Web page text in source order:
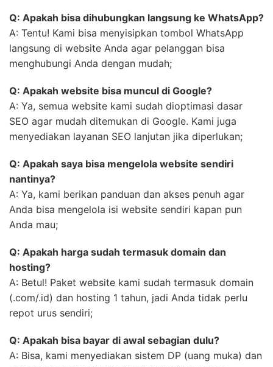
Q: Apakah bisa dihubungkan langsung ke WhatsApp?
A: Tentu! Kami bisa menyisipkan tombol WhatsApp
langsung di website Anda agar pelanggan bisa
menghubungi Anda dengan mudah;
Q: Apakah website bisa muncul di Google?
A: Ya, semua website kami sudah dioptimasi dasar
SEO agar mudah ditemukan di Google. Kami juga
menyediakan layanan SEO lanjutan jika diperlukan;
Q: Apakah saya bisa mengelola website sendiri
nantinya?
A: Ya, kami berikan panduan dan akses penuh agar
Anda bisa mengelola isi website sendiri kapan pun
Anda mau;
Q: Apakah harga sudah termasuk domain dan
hosting?
A: Betul! Paket website kami sudah termasuk domain
(.com/.id) dan hosting 1 tahun, jadi Anda tidak perlu
repot urus sendiri;
Q: Apakah bisa bayar di awal sebagian dulu?
A: Bisa, kami menyediakan sistem DP (uang muka) dan